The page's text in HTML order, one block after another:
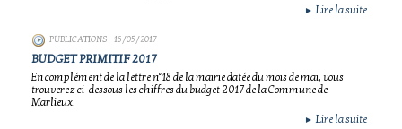
► Lire la suite
PUBLICATIONS- 16/05/2017
BUDGET PRIMITIF 2017
En complément de la lettre n°18 de la mairie datée du mois de mai, vous
trouverez ci-dessous les chiffres du budget 2017 de la Commune de
Marlieux.
► Lire la suite